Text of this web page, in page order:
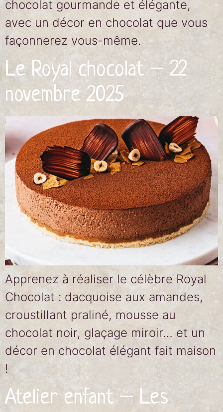
chocolat gourmande et élégante,
avec un décor en chocolat que vous
façonnerez vous-même.
Le Royal chocolat – 22
novembre 2025
Apprenez à réaliser le célèbre Royal
Chocolat : dacquoise aux amandes,
croustillant praliné, mousse au
chocolat noir, glaçage miroir… et un
décor en chocolat élégant fait maison
!
Atelier enfant – Les